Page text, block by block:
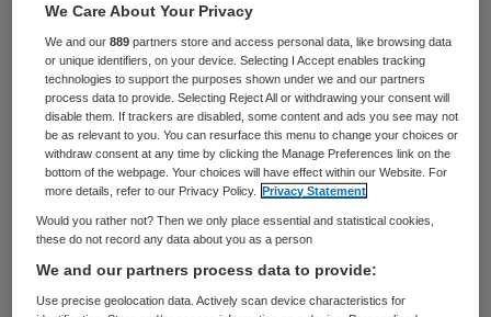
zwangerschap laten afbreken, zeggen
onder anderen verloskundigen en
abortusartsen in een gezamenlijke
verklaring.
Volgens hen hebben zwangeren hun eigen
redenen, beslissen ze zelf en hoeven zij zich
niet te verantwoorden voor hun keuze.
We Care About Your Privacy
We and our889 partners store and access personal data, like browsing data
or unique identifiers, on your device. Selecting I Accept enables tracking
technologies to support the purposes shown under we and our partners
process data to provide. Selecting Reject All or withdrawing your consent will
disable them. If trackers are disabled, some content and ads you see may not
be as relevant to you. You can resurface this menu to change your choices or
withdraw consent at any time by clicking the Manage Preferences link on the
bottom of the webpage. Your choices will have effect within our Website. For
more details, refer to our Privacy Policy.
Privacy Statement
Would you rather not? Then we only place essential and statistical cookies,
these do not record any data about you as a person
We and our partners process data to provide:
Use precise geolocation data. Actively scan device characteristics for